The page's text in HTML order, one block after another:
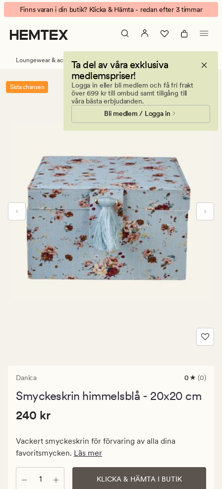
Danica
smyckeskrin
himmelsblå
Animerad
banner.
Klicka
på
att
pausa.
Finns varan i din butik? Klicka & Hämta - redan efter 3 timmar
Ta del av våra exklusiva
medlemspriser!
Logga in eller bli medlem och få fri frakt
över 699 kr till ombud samt tillgång till
våra bästa erbjudanden.
Bli medlem / Logga in
Loungewear & accessoarer Smyckeskrin
Sista chansen
Danica
0
med
0 (0)
Smyckeskrin himmelsblå - 20x20 cm
Pris
Ordinarie
240
kr
Pris 240 kr
240 kr
Vackert smyckeskrin för förvaring av alla dina
favoritsmycken. Läs mer
Antal KLICKA & HÄMTA I BUTIK